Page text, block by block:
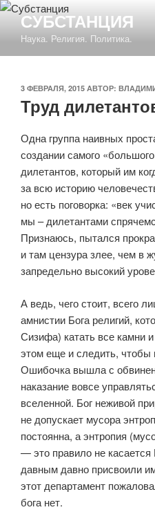
Перейти
содержимому
СУБСТАНЦИЯ
Наука. Религия. Политика.
ОПУБЛИКОВАНО
3 ФЕВРАЛЯ, 2015 АВТОР:
Труд
Одна группа наивных
создании самого
дилетантов, который им
за всю историю
но есть поговорка: «век
мы – дилетантами
Признаюсь, пытался
и там цензура злее, чем в
запредельно высокий
А ведь, чего стоит, всего
амнистии Бога религий,
Сизифа) катать все камни
этом еще и следить,
Ошибочка вышла с
наказание вовсе
вселенной. Бог неживой
не допускает мусора
постоянна, а энтропия
— это правило не
давным давно присвоили
этот департамент
бога нет.